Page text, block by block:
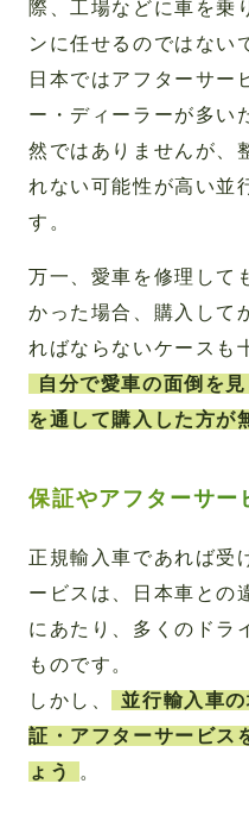
際、工場などに車を乗
ンに任せるのではない
日本ではアフターサー
ー・ディーラーが多い
然ではありませんが、
れない可能性が高い並
す。
万一、愛車を修理して
かった場合、購入して
ればならないケースも
自分で愛車の面倒を
を通して購入した方が
保証やアフターサー
正規輸入車であれば受
ービスは、日本車との
にあたり、多くのドラ
ものです。
しかし、
並行輸入車
証・アフターサービス
ょう
。